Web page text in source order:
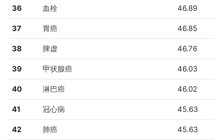
36 血栓 46.89
37 胃癌 46.85
38 脾虚 46.76
39 甲状腺癌 46.03
40 淋巴癌 46.02
41 冠心病 45.63
42 肺癌 45.63